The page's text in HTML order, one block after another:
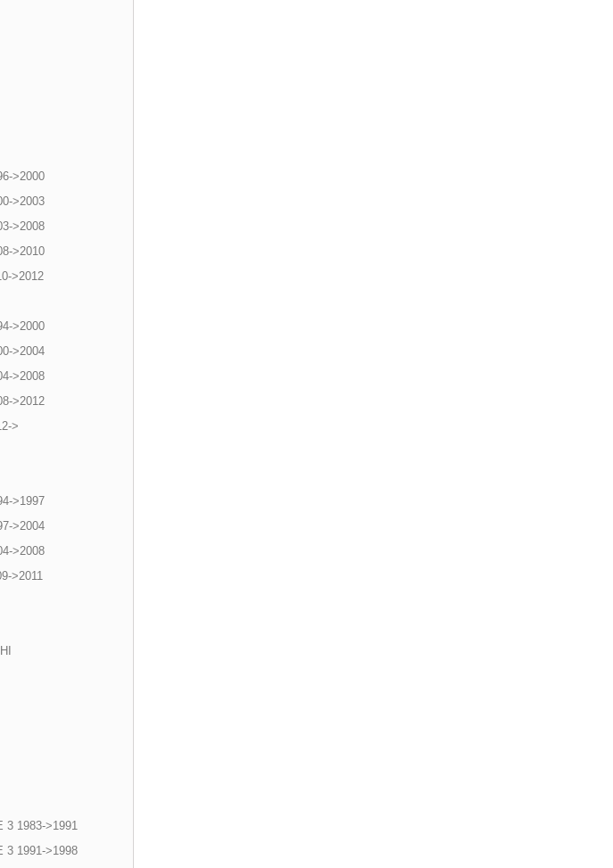
>2000
>2003
>2008
>2010
>2012
>2000
>2004
>2008
>2012
>
>1997
>2004
>2008
>2011
3 1983->1991
3 1991->1998